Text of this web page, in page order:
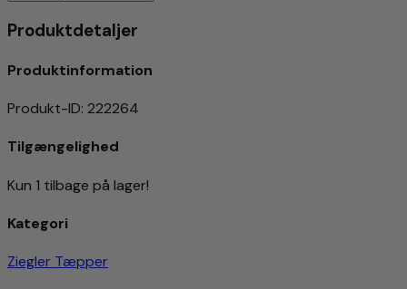
Produktdetaljer
Produktinformation
Produkt-ID: 222264
Tilgængelighed
Kun 1 tilbage på lager!
Kategori
Ziegler Tæpper